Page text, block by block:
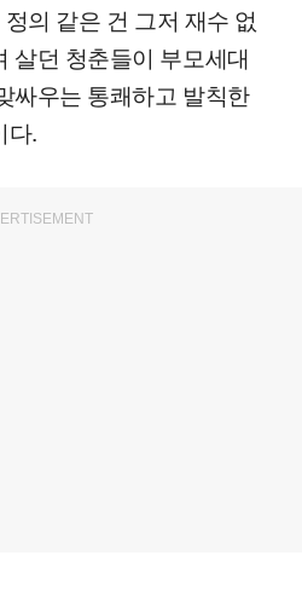
의 같은 건 그저 재수 없
살던 청춘들이 부모세대
싸우는 통쾌하고 발칙한
다.